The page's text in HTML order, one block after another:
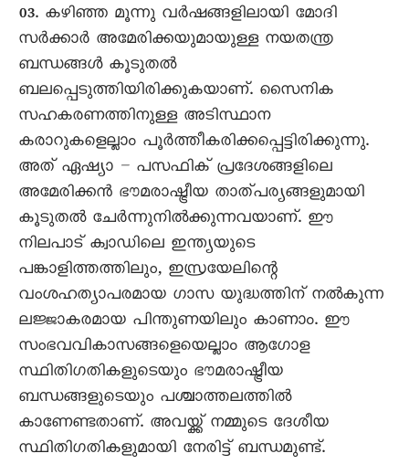
03. കഴിഞ്ഞ മൂന്നു വർഷങ്ങളിലായി മോദി
സർക്കാർ അമേരിക്കയുമായുള്ള നയതന്ത്ര
ബന്ധങ്ങൾ കൂടുതൽ
ബലപ്പെടുത്തിയിരിക്കുകയാണ്. സൈനിക
സഹകരണത്തിനുള്ള അടിസ്ഥാന
കരാറുകളെല്ലാം പൂർത്തീകരിക്കപ്പെട്ടിരിക്കുന്നു.
അത് ഏഷ്യാ – പസഫിക് പ്രദേശങ്ങളിലെ
അമേരിക്കൻ ഭൗമരാഷ്ട്രീയ താത്പര്യങ്ങളുമായി
കൂടുതൽ ചേർന്നുനിൽക്കുന്നവയാണ്. ഈ
നിലപാട് ക്വാഡിലെ ഇന്ത്യയുടെ
പങ്കാളിത്തത്തിലും, ഇസ്രയേലിന്റെ
വംശഹത്യാപരമായ ഗാസ യുദ്ധത്തിന് നൽകുന്ന
ലജ്ജാകരമായ പിന്തുണയിലും കാണാം. ഈ
സംഭവവികാസങ്ങളെയെല്ലാം ആഗോള
സ്ഥിതിഗതികളുടെയും ഭൗമരാഷ്ട്രീയ
ബന്ധങ്ങളുടെയും പശ്ചാത്തലത്തിൽ
കാണേണ്ടതാണ്. അവയ്ക്ക് നമ്മുടെ ദേശീയ
സ്ഥിതിഗതികളുമായി നേരിട്ട് ബന്ധമുണ്ട്.